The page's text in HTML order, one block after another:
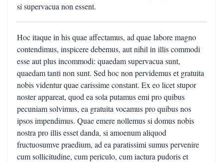
si supervacua non essent.
Hoc itaque in his quae affectamus, ad quae labore magno
contendimus, inspicere debemus, aut nihil in illis commodi
esse aut plus incommodi: quaedam supervacua sunt,
quaedam tanti non sunt. Sed hoc non pervidemus et gratuita
nobis videntur quae carissime constant. Ex eo licet stupor
noster appareat, quod ea sola putamus emi pro quibus
pecuniam solvimus, ea gratuita vocamus pro quibus nos
ipsos impendimus. Quae emere nollemus si domus nobis
nostra pro illis esset danda, si amoenum aliquod
fructuosumve praedium, ad ea paratissimi sumus pervenire
cum sollicitudine, cum periculo, cum iactura pudoris et